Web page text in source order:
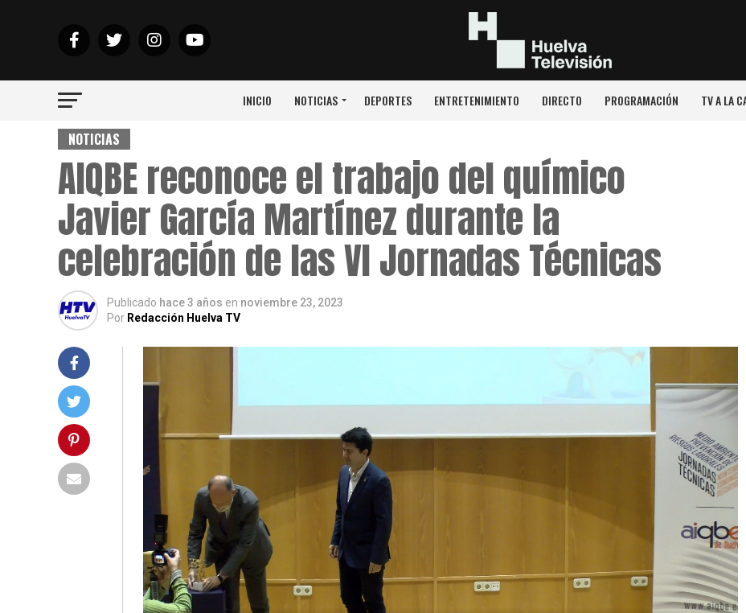
INICIO NOTICIAS DEPORTES ENTRETENIMIENTO DIRECTO PROGRAMACIÓN TV A LA
NOTICIAS
AIQBE reconoce el trabajo del químico
Javier García Martínez durante la
celebración de las VI Jornadas Técnicas
Publicado hace 3 años en noviembre 23, 2023
Por Redacción Huelva TV